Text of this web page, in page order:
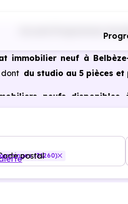
Programmes
immobilier neuf à
dont du studio au 5 pièces et
neufs disponibles
postal(31260)